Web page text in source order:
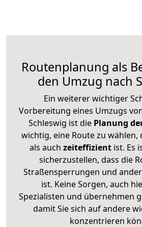
Routenplanung als
den Umzug nach
Ein weiterer wichtiger
Vorbereitung eines Umzugs
Schleswig ist die Planung
wichtig, eine Route zu wählen,
als auch zeiteffizientist. Es
sicherzustellen, dass die
Straßensperrungen und
ist. Keine Sorgen, auch
Spezialisten und übernehmen
damit Sie sich auf andere
konzentrieren